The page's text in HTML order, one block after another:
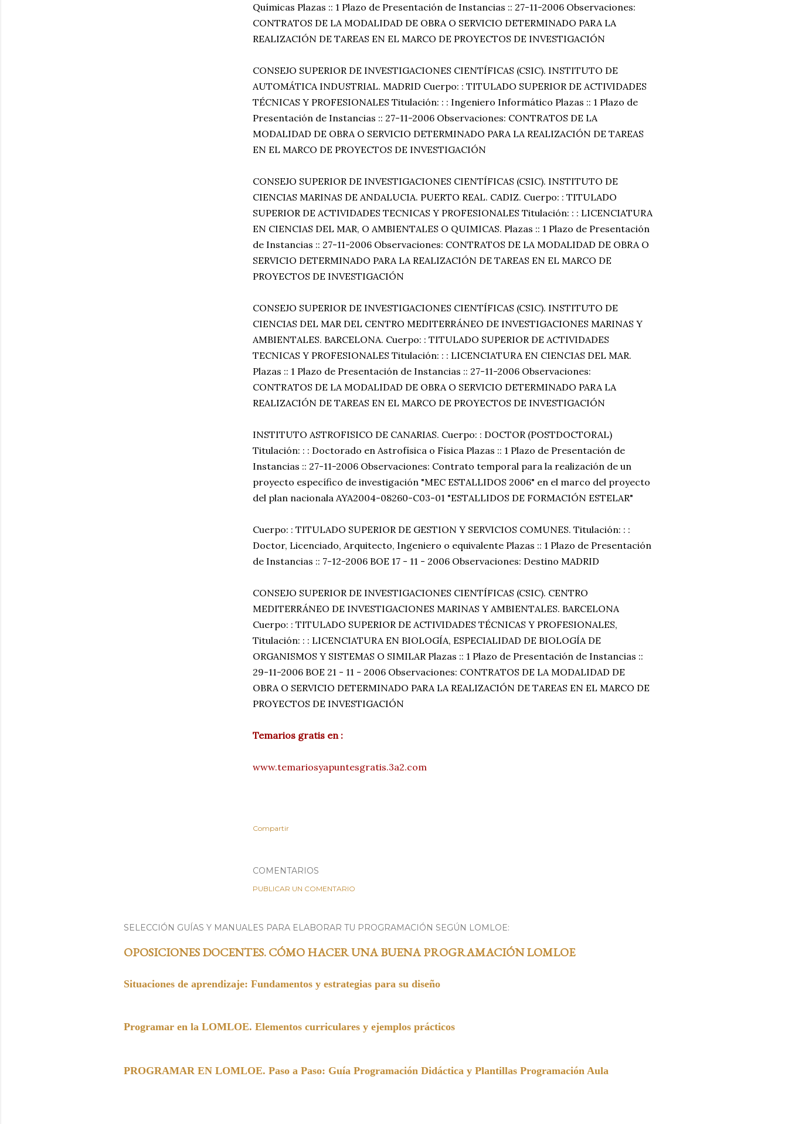
Químicas Plazas :: 1 Plazo de Presentación de Instancias :: 27-11-2006 Observaciones:
CONTRATOS DE LA MODALIDAD DE OBRA O SERVICIO DETERMINADO PARA LA
REALIZACIÓN DE TAREAS EN EL MARCO DE PROYECTOS DE INVESTIGACIÓN
CONSEJO SUPERIOR DE INVESTIGACIONES CIENTÍFICAS (CSIC). INSTITUTO DE
AUTOMÁTICA INDUSTRIAL. MADRID Cuerpo: : TITULADO SUPERIOR DE ACTIVIDADES
TÉCNICAS Y PROFESIONALES Titulación: : : Ingeniero Informático Plazas :: 1 Plazo de
Presentación de Instancias :: 27-11-2006 Observaciones: CONTRATOS DE LA
MODALIDAD DE OBRA O SERVICIO DETERMINADO PARA LA REALIZACIÓN DE TAREAS
EN EL MARCO DE PROYECTOS DE INVESTIGACIÓN
CONSEJO SUPERIOR DE INVESTIGACIONES CIENTÍFICAS (CSIC). INSTITUTO DE
CIENCIAS MARINAS DE ANDALUCIA. PUERTO REAL. CADIZ. Cuerpo: : TITULADO
SUPERIOR DE ACTIVIDADES TECNICAS Y PROFESIONALES Titulación: : : LICENCIATURA
EN CIENCIAS DEL MAR, O AMBIENTALES O QUIMICAS. Plazas :: 1 Plazo de Presentación
de Instancias :: 27-11-2006 Observaciones: CONTRATOS DE LA MODALIDAD DE OBRA O
SERVICIO DETERMINADO PARA LA REALIZACIÓN DE TAREAS EN EL MARCO DE
PROYECTOS DE INVESTIGACIÓN
CONSEJO SUPERIOR DE INVESTIGACIONES CIENTÍFICAS (CSIC). INSTITUTO DE
CIENCIAS DEL MAR DEL CENTRO MEDITERRÁNEO DE INVESTIGACIONES MARINAS Y
AMBIENTALES. BARCELONA. Cuerpo: : TITULADO SUPERIOR DE ACTIVIDADES
TECNICAS Y PROFESIONALES Titulación: : : LICENCIATURA EN CIENCIAS DEL MAR.
Plazas :: 1 Plazo de Presentación de Instancias :: 27-11-2006 Observaciones:
CONTRATOS DE LA MODALIDAD DE OBRA O SERVICIO DETERMINADO PARA LA
REALIZACIÓN DE TAREAS EN EL MARCO DE PROYECTOS DE INVESTIGACIÓN
INSTITUTO ASTROFISICO DE CANARIAS. Cuerpo: : DOCTOR (POSTDOCTORAL)
Titulación: : : Doctorado en Astrofísica o Física Plazas :: 1 Plazo de Presentación de
Instancias :: 27-11-2006 Observaciones: Contrato temporal para la realización de un
proyecto específico de investigación "MEC ESTALLIDOS 2006" en el marco del proyecto
del plan nacionala AYA2004-08260-C03-01 "ESTALLIDOS DE FORMACIÓN ESTELAR"
Cuerpo: : TITULADO SUPERIOR DE GESTION Y SERVICIOS COMUNES. Titulación: : :
Doctor, Licenciado, Arquitecto, Ingeniero o equivalente Plazas :: 1 Plazo de Presentación
de Instancias :: 7-12-2006 BOE 17 - 11 - 2006 Observaciones: Destino MADRID
CONSEJO SUPERIOR DE INVESTIGACIONES CIENTÍFICAS (CSIC). CENTRO
MEDITERRÁNEO DE INVESTIGACIONES MARINAS Y AMBIENTALES. BARCELONA
Cuerpo: : TITULADO SUPERIOR DE ACTIVIDADES TÉCNICAS Y PROFESIONALES,
Titulación: : : LICENCIATURA EN BIOLOGÍA, ESPECIALIDAD DE BIOLOGÍA DE
ORGANISMOS Y SISTEMAS O SIMILAR Plazas :: 1 Plazo de Presentación de Instancias ::
29-11-2006 BOE 21 - 11 - 2006 Observaciones: CONTRATOS DE LA MODALIDAD DE
OBRA O SERVICIO DETERMINADO PARA LA REALIZACIÓN DE TAREAS EN EL MARCO DE
PROYECTOS DE INVESTIGACIÓN
Temarios gratis en :
www.temariosyapuntesgratis.3a2.com
Compartir
COMENTARIOS
PUBLICAR UN COMENTARIO
SELECCIÓN GUÍAS Y MANUALES PARA ELABORAR TU PROGRAMACIÓN SEGÚN LOMLOE:
OPOSICIONES DOCENTES. CÓMO HACER UNA BUENA PROGRAMACIÓN LOMLOE
Situaciones de aprendizaje: Fundamentos y estrategias para su diseño
Programar en la LOMLOE. Elementos curriculares y ejemplos prácticos
PROGRAMAR EN LOMLOE. Paso a Paso: Guía Programación Didáctica y Plantillas Programación Aula